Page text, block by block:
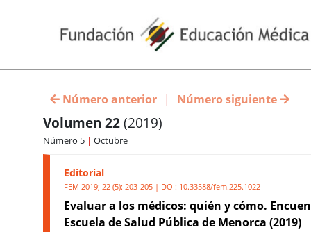
Número siguiente
|
Número anterior
Volumen 22(2019)
Número 5 | Octubre
Editorial
FEM 2019; 22 (5): 203-205 | DOI: 10.33588/fem.225.1022
Evaluar a los médicos: quién y cómo.
Escuela de Salud Pública de Menorca (2019)